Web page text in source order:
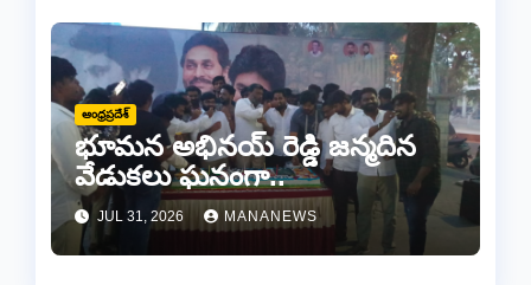
ఆంధ్రప్రదేశ్
భూమన అభినయ్ రెడ్డి జన్మదిన
వేడుకలు ఘనంగా..
JUL 31, 2026 MANANEWS